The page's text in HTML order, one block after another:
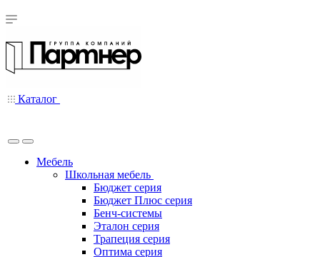
Каталог
Мебель
Школьная мебель
Бюджет серия
Бюджет Плюс серия
Бенч-системы
Эталон серия
Трапеция серия
Оптима серия